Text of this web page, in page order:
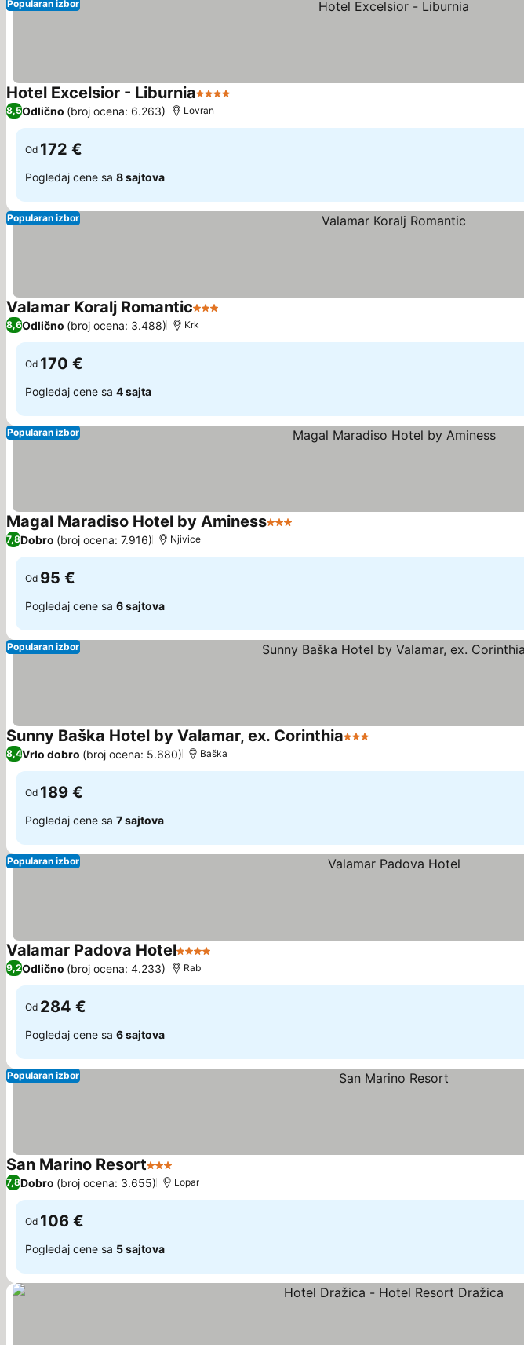
Popularan izbor
Hotel Excelsior - Liburnia4 Zvezdice
8,5Odlično (broj ocena: 6.263) Lovran
Od 172 €
Pogledaj cene sa 8 sajtova
Popularan izbor
Valamar Koralj Romantic3 Zvezdice
8,6Odlično (broj ocena: 3.488) Krk
Od 170 €
Pogledaj cene sa 4 sajta
Popularan izbor
Magal Maradiso Hotel by Aminess3 Zvezdice
7,8Dobro (broj ocena: 7.916) Njivice
Od 95 €
Pogledaj cene sa 6 sajtova
Popularan izbor
Sunny Baška Hotel by Valamar, ex. Corinthia3 Zvezdice
8,4Vrlo dobro (broj ocena: 5.680) Baška
Od 189 €
Pogledaj cene sa 7 sajtova
Popularan izbor
Valamar Padova Hotel4 Zvezdice
9,2Odlično (broj ocena: 4.233) Rab
Od 284 €
Pogledaj cene sa 6 sajtova
Popularan izbor
San Marino Resort3 Zvezdice
7,8Dobro (broj ocena: 3.655) Lopar
Od 106 €
Pogledaj cene sa 5 sajtova